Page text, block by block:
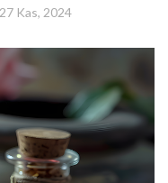
27 Kas, 2024